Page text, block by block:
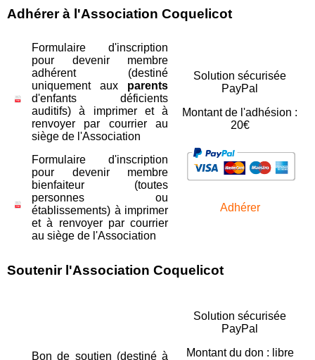
Adhérer à l'Association Coquelicot
Formulaire d'inscription
pour devenir membre
adhérent (destiné
uniquement aux parents
d'enfants déficients
auditifs) à imprimer et à
renvoyer par courrier au
siège de l'Association
Solution sécurisée
PayPal
Montant de l'adhésion :
20€
Adhérer
Formulaire d'inscription
pour devenir membre
bienfaiteur (toutes
personnes ou
établissements) à imprimer
et à renvoyer par courrier
au siège de l'Association
Soutenir l'Association Coquelicot
Bon de soutien (destiné à
Solution sécurisée
PayPal
Montant du don : libre